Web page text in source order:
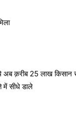
क़रीब 25 लाख किसान
में सीधे डाले